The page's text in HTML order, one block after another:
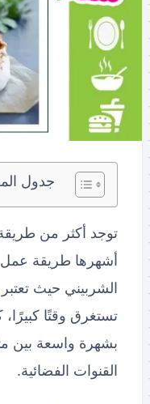
جدول
توجد أكثر من طريقة
أشهرها طريقة عمل
الشربيني حيث
تستغرق وقتًا
بشهرة واسعة بين
القنوات الفضائية.